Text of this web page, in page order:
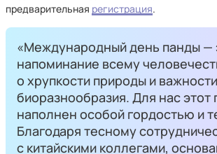
предварительная регистрация.
«Международный день панды —
напоминание всему
о хрупкости природы и
биоразнообразия. Для нас этот
наполнен особой гордостью и
Благодаря тесному
с китайскими коллегами,